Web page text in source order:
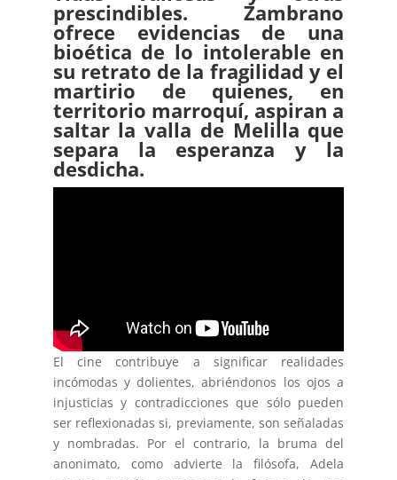
prescindibles. Zambrano
ofrece evidencias de una
bioética de lo intolerable en
su retrato de la fragilidad y el
martirio de quienes, en
territorio marroquí, aspiran a
saltar la valla de Melilla que
separa la esperanza y la
desdicha.
El cine contribuye a significar realidades
incómodas y dolientes, abriéndonos los ojos a
injusticias y contradicciones que sólo pueden
ser reflexionadas si, previamente, son señaladas
y nombradas. Por el contrario, la bruma del
anonimato, como advierte la filósofa, Adela